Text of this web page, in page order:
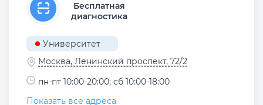
Бесплатная
диагностика
Университет
Москва, Ленинский проспект, 72/2
пн-пт 10:00-20:00; сб 10:00-18:00
Показать все адреса